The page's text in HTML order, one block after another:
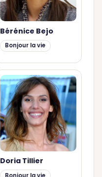
Bérénice Bejo
Bonjour la vie
Doria Tillier
Bonjour la vie